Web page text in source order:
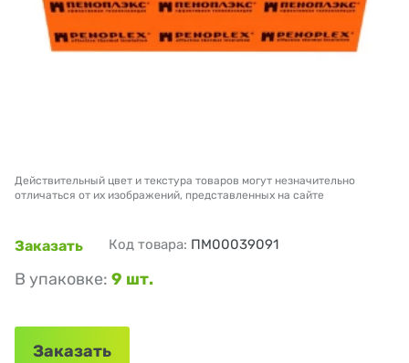
Действительный цвет и текстура товаров могут незначительно
отличаться от их изображений, представленных на сайте
Заказать Код товара: ПМ00039091
В упаковке: 9 шт.
Заказать